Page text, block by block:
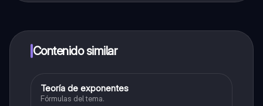
a determinadas funciones.
Contenido similar
Matemáticas
Teoría de exponentes
Fórmulas del tema.